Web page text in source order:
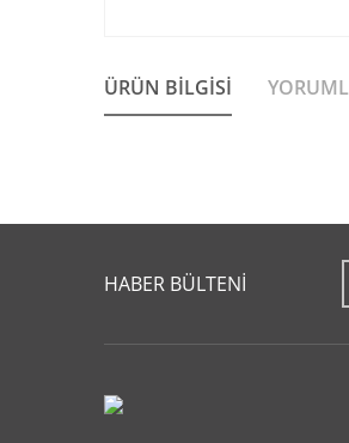
ÜRÜN BILGISI
Görüş ve önerileriniz için teşekkür
Ürün açıklamasında eksik
HABER BÜLTENİ